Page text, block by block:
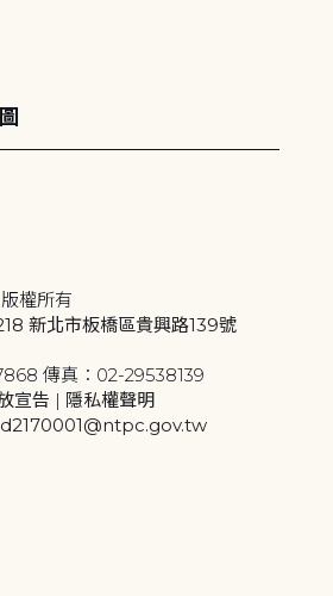
權所有
新北市板橋區貴興路139號
傳真：02-29538139
宣告 | 隱私權聲明